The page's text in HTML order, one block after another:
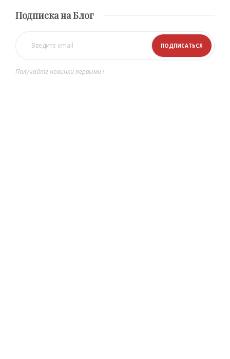
Подписка на Блог
Получайте новинки первыми !